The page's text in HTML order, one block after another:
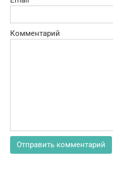
Комментарий